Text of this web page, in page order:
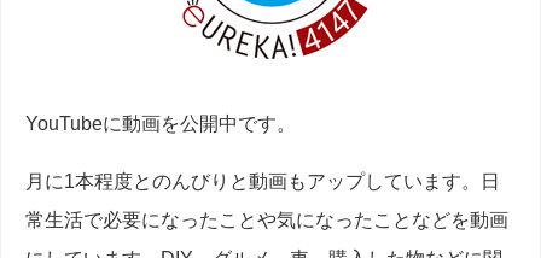
YouTubeに動画を公開中です。
月に1本程度とのんびりと動画もアップしています。日
常生活で必要になったことや気になったことなどを動画